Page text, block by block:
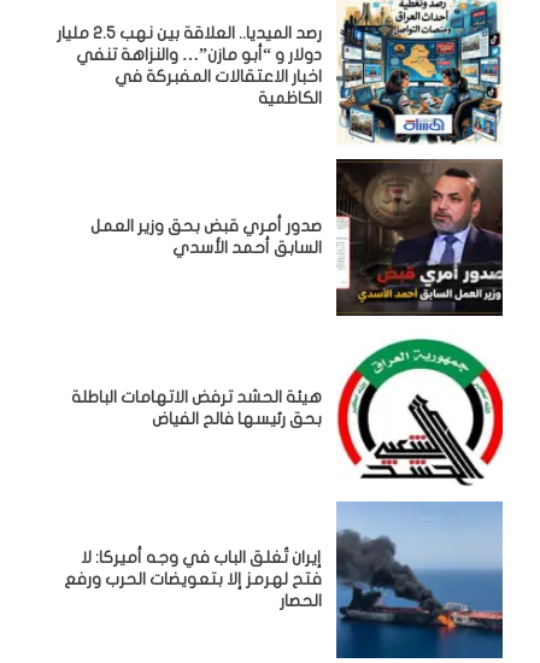
رصد الميديا.. العلاقة بين نهب 2.5 مليار
دولار و “أبو مازن”… والنزاهة تنفي
اخبار الاعتقالات المفبركة في
الكاظمية
صدور أمري قبض بحق وزير العمل
السابق أحمد الأسدي
هيئة الحشد ترفض الاتهامات الباطلة
بحق رئيسها فالح الفياض
إيران تُغلق الباب في وجه أميركا: لا
فتح لهرمز إلا بتعويضات الحرب ورفع
الحصار